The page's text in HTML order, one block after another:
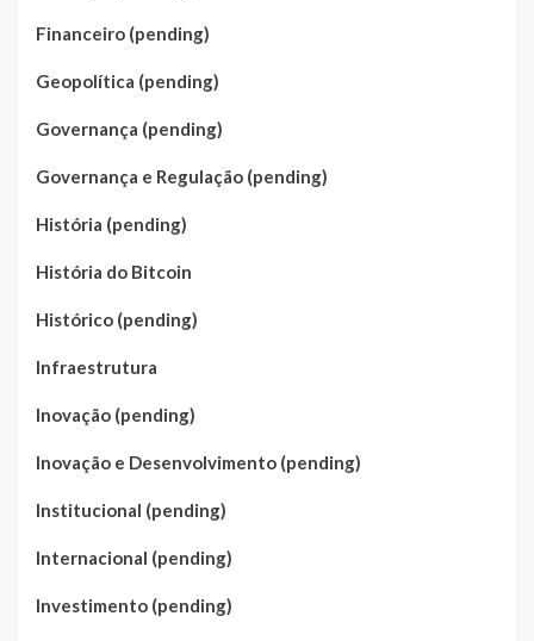
Financeiro (pending)
Geopolítica (pending)
Governança (pending)
Governança e Regulação (pending)
História (pending)
História do Bitcoin
Histórico (pending)
Infraestrutura
Inovação (pending)
Inovação e Desenvolvimento (pending)
Institucional (pending)
Internacional (pending)
Investimento (pending)